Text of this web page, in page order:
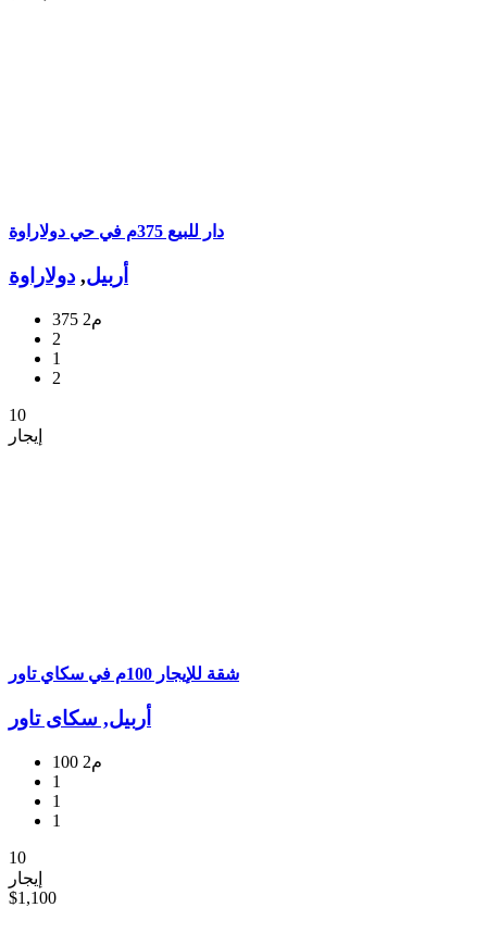
دار للبيع 375م في حي دولاراوة
أربيل, دولاراوة
375 م2
2
1
2
10
إيجار
شقة للإیجار 100م في سکاي تاور
أربيل, سکای تاور
100 م2
1
1
1
10
إيجار
$1,100